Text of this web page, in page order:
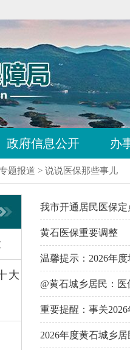
政府信息公开 办
题报道 > 说说医保那些事儿
大
我市开通居民医保
黄石医保重要调整
温馨提示：2026年
@黄石城乡居民：
重要提醒：事关
2026年度黄石城乡